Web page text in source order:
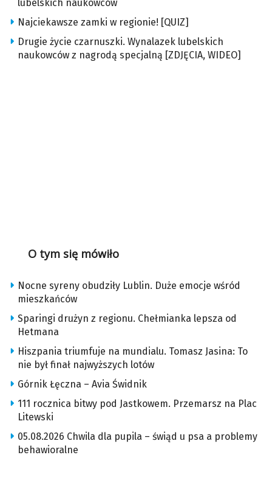
lubelskich naukowców
Najciekawsze zamki w regionie! [QUIZ]
Drugie życie czarnuszki. Wynalazek lubelskich
naukowców z nagrodą specjalną [ZDJĘCIA, WIDEO]
O tym się mówiło
Nocne syreny obudziły Lublin. Duże emocje wśród
mieszkańców
Sparingi drużyn z regionu. Chełmianka lepsza od
Hetmana
Hiszpania triumfuje na mundialu. Tomasz Jasina: To
nie był finał najwyższych lotów
Górnik Łęczna – Avia Świdnik
111 rocznica bitwy pod Jastkowem. Przemarsz na Plac
Litewski
05.08.2026 Chwila dla pupila – świąd u psa a problemy
behawioralne